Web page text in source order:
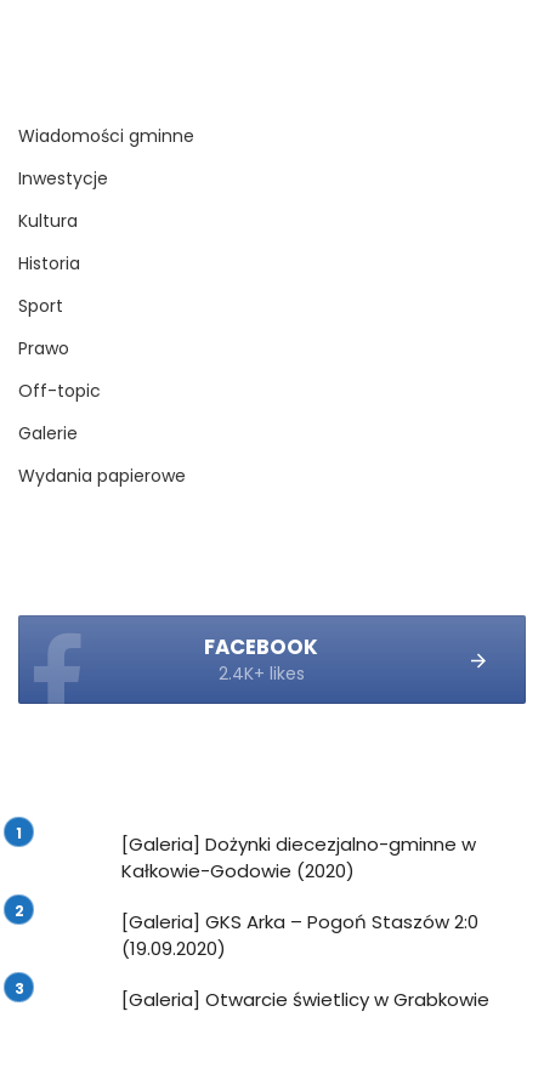
Wiadomości gminne
Inwestycje
Kultura
Historia
Sport
Prawo
Off-topic
Galerie
Wydania papierowe
FACEBOOK
2.4K+ likes
[Galeria] Dożynki diecezjalno-gminne w
Kałkowie-Godowie (2020)
[Galeria] GKS Arka – Pogoń Staszów 2:0
(19.09.2020)
[Galeria] Otwarcie świetlicy w Grabkowie